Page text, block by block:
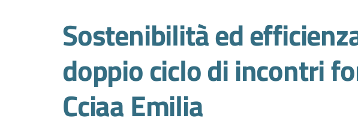
Sostenibilità ed
doppio ciclo di incontri
Cciaa Emilia